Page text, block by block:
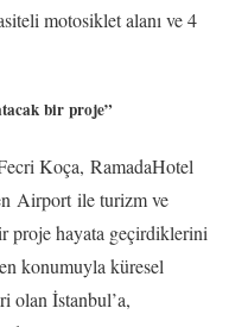
motosiklet alanı ve 4
bir proje”
Koça, RamadaHotel
Airport ile turizm ve
proje hayata geçirdiklerini
konumuyla küresel
olan İstanbul’a,